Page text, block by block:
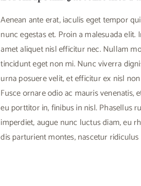
Aenean ante erat, iaculis eget tempor
nunc egestas et. Proin a malesuada
amet aliquet nisl efficitur nec. Nullam
tincidunt eget non mi. Nunc viverra
urna posuere velit, et efficitur ex nisl
Fusce ornare odio ac mauris
eu porttitor in, finibus in nisl. Phasellus
imperdiet, augue nunc luctus diam, eu
dis parturient montes, nascetur